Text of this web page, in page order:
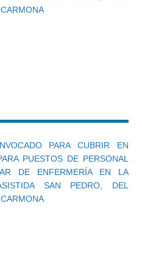
PARA CUBRIR EN
PUESTOS DE PERSONAL
DE ENFERMERÍA EN LA
SAN PEDRO, DEL